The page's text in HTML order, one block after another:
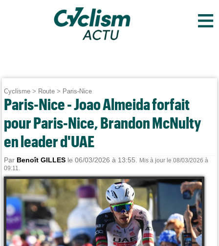
≡
Cyclisme > Route > Paris-Nice
Paris-Nice - Joao Almeida forfait
pour Paris-Nice, Brandon McNulty
en leader d'UAE
Par Benoît GILLES le 06/03/2026 à 13:55.
Mis à jour le 08/03/2026 à
09:11.